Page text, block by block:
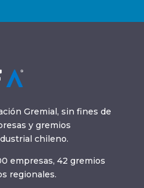
Gremial, sin fines de
y gremios
chileno.
empresas, 42 gremios
regionales.